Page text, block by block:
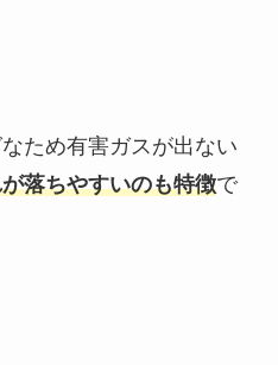
ため有害ガスが出ない
落ちやすいのも特徴で